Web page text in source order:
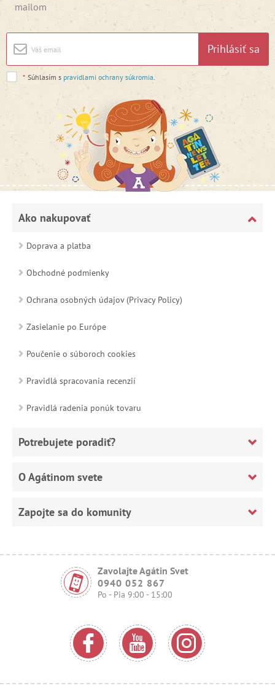
mailom
Prihlásiť sa
* Súhlasím s pravidlami ochrany súkromia.
Ako nakupovať
Doprava a platba
Obchodné podmienky
Ochrana osobných údajov (Privacy Policy)
Zasielanie po Európe
Poučenie o súboroch cookies
Pravidlá spracovania recenzií
Pravidlá radenia ponúk tovaru
Potrebujete poradiť?
O Agátinom svete
Zapojte sa do komunity
Zavolajte Agátin Svet
0940 052 867
Po - Pia 9:00 - 15:00